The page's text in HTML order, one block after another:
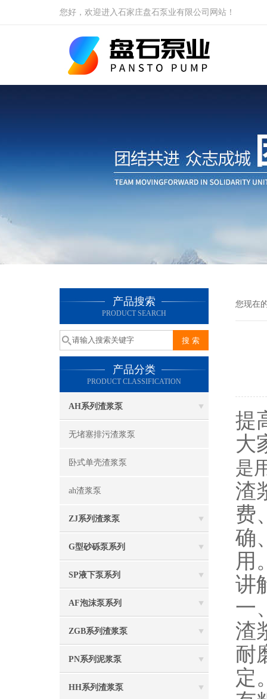
您好，欢迎进入石家庄盘石泵业有限公司网站！
产品搜索
PRODUCT SEARCH
产品分类
PRODUCT CLASSIFICATION
AH系列渣浆泵
无堵塞排污渣浆泵
卧式单壳渣浆泵
ah渣浆泵
ZJ系列渣浆泵
G型砂砾泵系列
SP液下泵系列
AF泡沫泵系列
ZGB系列渣浆泵
PN系列泥浆泵
HH系列渣浆泵
您现在
提
大
是
渣
费
确
用
讲
一
渣
耐
定